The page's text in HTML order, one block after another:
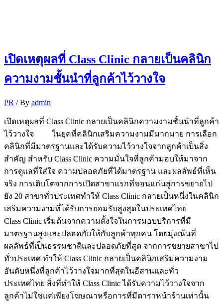
เปิดเหตุผลที่ Class Clinic กลายเป็นคลินิก
ความงามชั้นนำที่ลูกค้าไว้วางใจ
PR / By admin
เปิดเหตุผลที่ Class Clinic กลายเป็นคลินิกความงามชั้นนำที่ลูกค้า
ไว้วางใจ ในยุคที่คลินิกเสริมความงามมีมากมาย การเลือก
คลินิกที่มีมาตรฐานและได้รับความไว้วางใจจากลูกค้าเป็นสิ่ง
สำคัญ สำหรับ Class Clinic ความมั่นใจที่ลูกค้ามอบให้มาจาก
การดูแลที่ใส่ใจ ความปลอดภัยที่ได้มาตรฐาน และผลลัพธ์ที่เห็น
จริง การเติบโตจากการเปิดสาขาแรกที่ขอนแก่นสู่การขยายไป
ยัง 20 สาขาทั่วประเทศทำให้ Class Clinic กลายเป็นหนึ่งในคลินิก
เสริมความงามที่ได้รับการยอมรับสูงสุดในประเทศไทย
Class Clinic เริ่มต้นจากความตั้งใจในการมอบบริการที่มี
มาตรฐานสูงและปลอดภัยให้กับลูกค้าทุกคน โดยมุ่งเน้นที่
ผลลัพธ์ที่เป็นธรรมชาติและปลอดภัยที่สุด จากการขยายสาขาไป
ทั่วประเทศ ทำให้ Class Clinic กลายเป็นคลินิกเสริมความงาม
อันดับหนึ่งที่ลูกค้าไว้วางใจมากที่สุดในอีสานและทั่ว
ประเทศไทย สิ่งที่ทำให้ Class Clinic ได้รับความไว้วางใจจาก
ลูกค้าไม่ใช่แค่เพียงโฆษณาหรือการที่มีดาราหน้าร้านเท่านั้น